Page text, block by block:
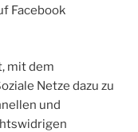
Facebook
mit dem
Netze dazu zu
und